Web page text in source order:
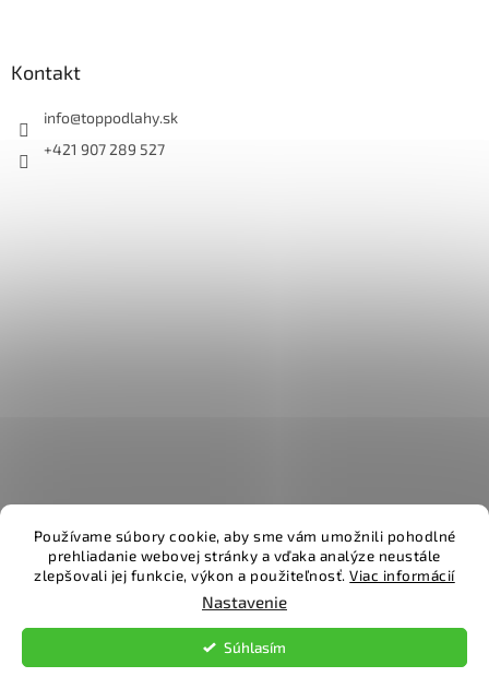
Používame súbory cookie, aby sme vám umožnili pohodlné
prehliadanie webovej stránky a vďaka analýze neustále
zlepšovali jej funkcie, výkon a použiteľnosť.Viac informácií
Nastavenie
Súhlasím
Kontakt
info@toppodlahy.sk
+421 907 289 527
Vytvoril Shoptet
TopPodlahy. Všetky práva vyhradené.